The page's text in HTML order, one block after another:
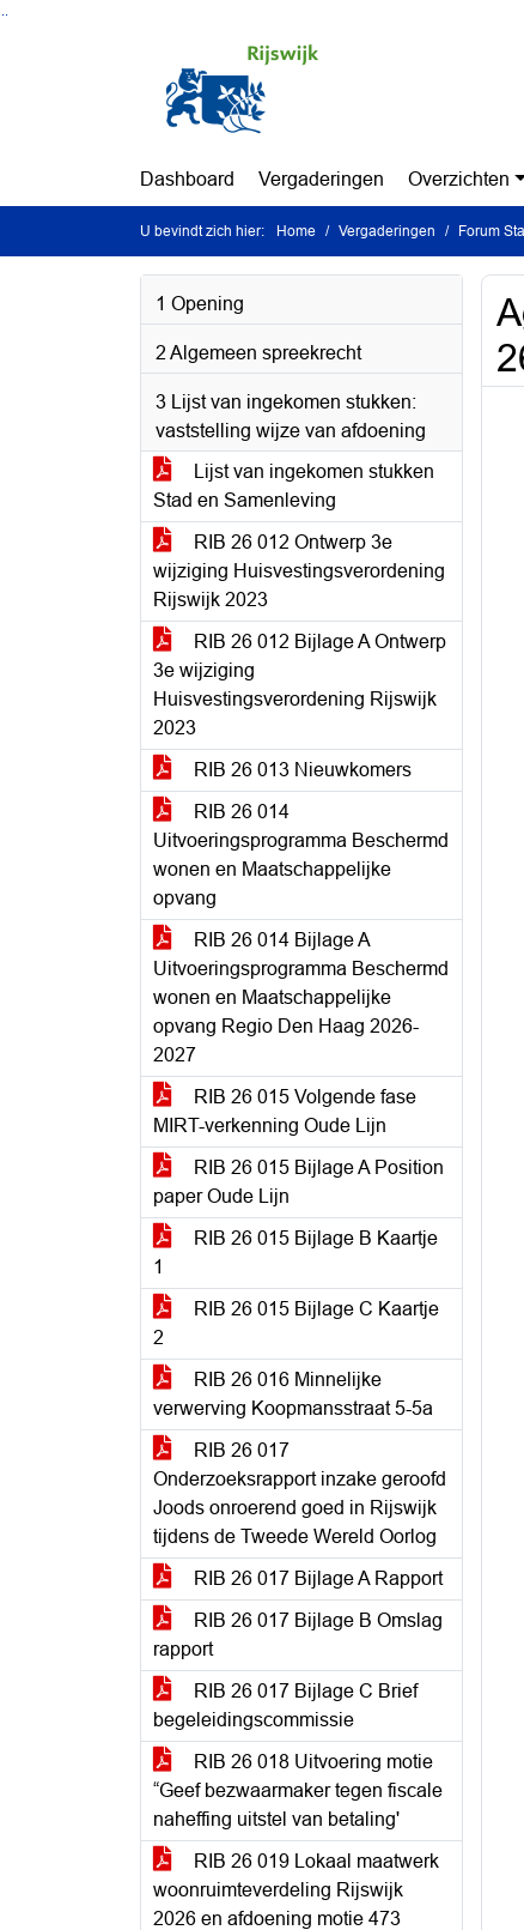
Dashboard Vergaderingen Overzichten
U bevindt zich hier: Home Vergaderingen Forum
1 Opening
2 Algemeen spreekrecht
3 Lijst van ingekomen stukken:
vaststelling wijze van afdoening
Lijst van ingekomen stukken
Stad en Samenleving
RIB 26 012 Ontwerp 3e
wijziging Huisvestingsverordening
Rijswijk 2023
RIB 26 012 Bijlage A Ontwerp
3e wijziging
Huisvestingsverordening Rijswijk
2023
RIB 26 013 Nieuwkomers
RIB 26 014
Uitvoeringsprogramma Beschermd
wonen en Maatschappelijke
opvang
RIB 26 014 Bijlage A
Uitvoeringsprogramma Beschermd
wonen en Maatschappelijke
opvang Regio Den Haag 2026-
2027
RIB 26 015 Volgende fase
MIRT-verkenning Oude Lijn
RIB 26 015 Bijlage A Position
paper Oude Lijn
RIB 26 015 Bijlage B Kaartje
1
RIB 26 015 Bijlage C Kaartje
2
RIB 26 016 Minnelijke
verwerving Koopmansstraat 5-5a
RIB 26 017
Onderzoeksrapport inzake geroofd
Joods onroerend goed in Rijswijk
tijdens de Tweede Wereld Oorlog
RIB 26 017 Bijlage A Rapport
RIB 26 017 Bijlage B Omslag
rapport
RIB 26 017 Bijlage C Brief
begeleidingscommissie
RIB 26 018 Uitvoering motie
“Geef bezwaarmaker tegen fiscale
naheffing uitstel van betaling'
RIB 26 019 Lokaal maatwerk
woonruimteverdeling Rijswijk
2026 en afdoening motie 473